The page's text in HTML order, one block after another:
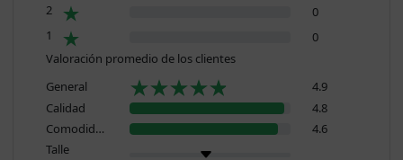
2
0
1
0
Valoración promedio de los clientes
General
4.9
Calidad
4.8
Comodidad
4.6
Talle